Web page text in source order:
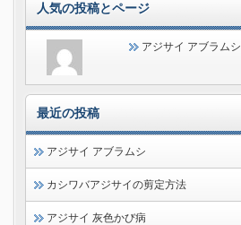
人気の投稿とページ
アジサイ アブラムシ
最近の投稿
アジサイ アブラムシ
カシワバアジサイの剪定方法
アジサイ 灰色かび病